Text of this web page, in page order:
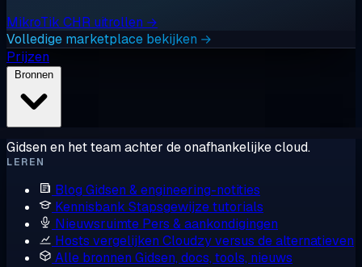
MikroTik CHR uitrollen →
Volledige marketplace bekijken →
Prijzen
Gidsen en het team achter de onafhankelijke cloud.
LEREN
Blog Gidsen & engineering-notities
Kennisbank Stapsgewijze tutorials
Nieuwsruimte Pers & aankondigingen
Hosts vergelijken Cloudzy versus de alternatieven
Alle bronnen Gidsen, docs, tools, nieuws